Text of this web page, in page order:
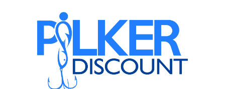
Zum Hauptinhalt springen